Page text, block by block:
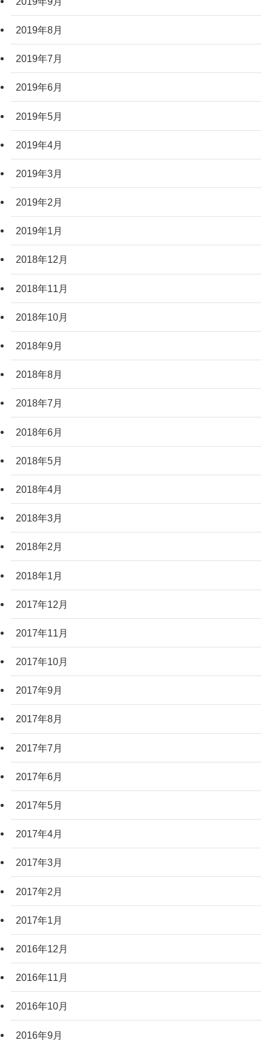
2019年8月
2019年7月
2019年6月
2019年5月
2019年4月
2019年3月
2019年2月
2019年1月
2018年12月
2018年11月
2018年10月
2018年9月
2018年8月
2018年7月
2018年6月
2018年5月
2018年4月
2018年3月
2018年2月
2018年1月
2017年12月
2017年11月
2017年10月
2017年9月
2017年8月
2017年7月
2017年6月
2017年5月
2017年4月
2017年3月
2017年2月
2017年1月
2016年12月
2016年11月
2016年10月
2016年9月